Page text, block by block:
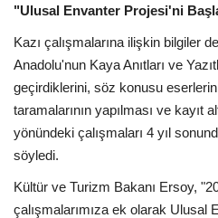
"Ulusal Envanter Projesi'ni
Kazı çalışmalarına ilişkin bilgiler
Anadolu'nun Kaya Anıtları ve
geçirdiklerini, söz konusu
taramalarının yapılması ve kayıt
yönündeki çalışmaları 4 yıl
söyledi.
Kültür ve Turizm Bakanı Ersoy,
çalışmalarımıza ek olarak Ulusal